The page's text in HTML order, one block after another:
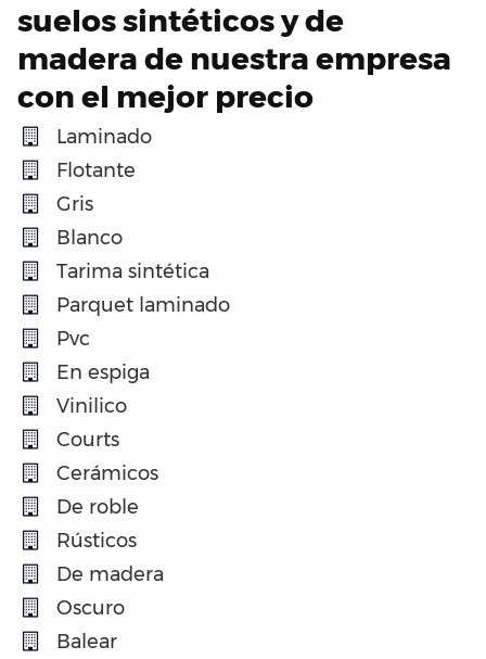
suelos sintéticos y de
madera de nuestra empresa
con el mejor precio
Laminado
Flotante
Gris
Blanco
Tarima sintética
Parquet laminado
Pvc
En espiga
Vinilico
Courts
Cerámicos
De roble
Rústicos
De madera
Oscuro
Balear